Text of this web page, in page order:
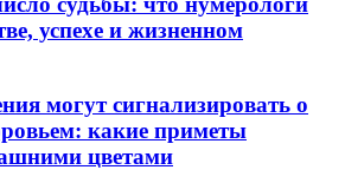
успехе и жизненном
могут сигнализировать о
какие приметы
цветами